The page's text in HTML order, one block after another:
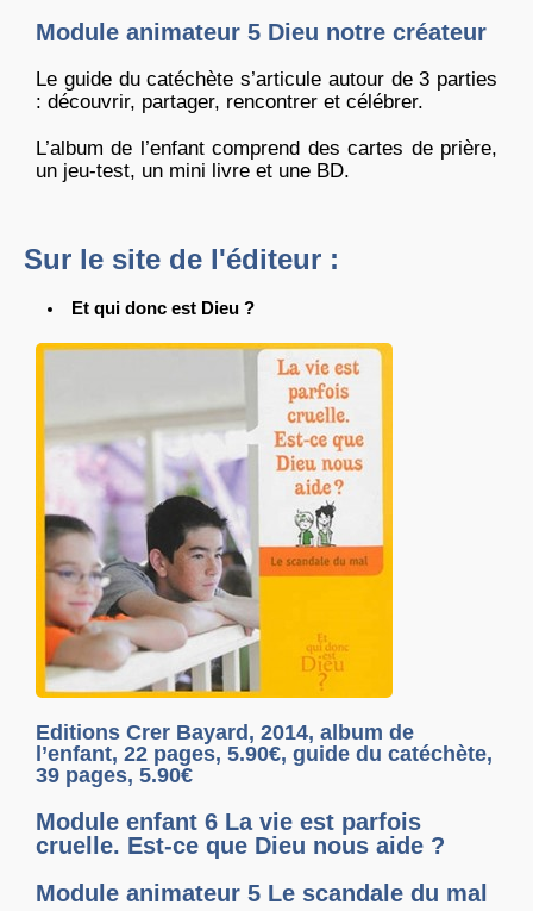
Module animateur 5 Dieu notre créateur
Le guide du catéchète s’articule autour de 3 parties
: découvrir, partager, rencontrer et célébrer.
L’album de l’enfant comprend des cartes de prière,
un jeu-test, un mini livre et une BD.
Sur le site de l'éditeur :
Et qui donc est Dieu ?
Editions Crer Bayard, 2014, album de
l’enfant, 22 pages, 5.90€, guide du catéchète,
39 pages, 5.90€
Module enfant 6 La vie est parfois
cruelle. Est-ce que Dieu nous aide ?
Module animateur 5 Le scandale du mal